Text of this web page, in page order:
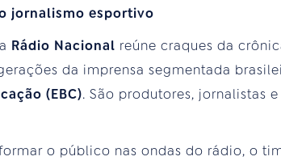
jornalismo esportivo
Rádio Nacional reúne craques da
da imprensa segmentada
(EBC). São produtores, jornalistas
o público nas ondas do rádio, o